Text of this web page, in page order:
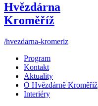
Hvězdárna
Kroměříž
/hvezdarna-kromeriz
Program
Kontakt
Aktuality
O Hvězdárně Kroměříž
Interiéry